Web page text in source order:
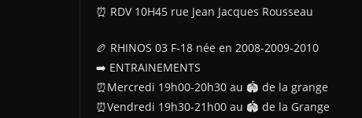
⏰️ RDV 10H45 rue Jean Jacques Rousseau
🏉 RHINOS 03 F-18 née en 2008-2009-2010
➡️ ENTRAINEMENTS
⏰Mercredi 19h00-20h30 au 🏟 de la grange
⏰Vendredi 19h30-21h00 au 🏟 de la Grange